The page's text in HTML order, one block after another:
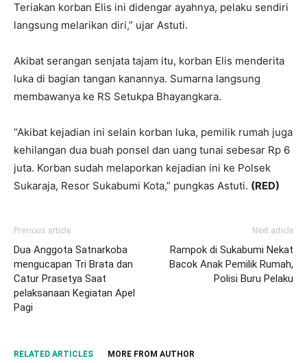
Teriakan korban Elis ini didengar ayahnya, pelaku sendiri
langsung melarikan diri,” ujar Astuti.
Akibat serangan senjata tajam itu, korban Elis menderita
luka di bagian tangan kanannya. Sumarna langsung
membawanya ke RS Setukpa Bhayangkara.
“Akibat kejadian ini selain korban luka, pemilik rumah juga
kehilangan dua buah ponsel dan uang tunai sebesar Rp 6
juta. Korban sudah melaporkan kejadian ini ke Polsek
Sukaraja, Resor Sukabumi Kota,” pungkas Astuti. (RED)
Previous article
Dua Anggota Satnarkoba
mengucapan Tri Brata dan
Catur Prasetya Saat
pelaksanaan Kegiatan Apel
Pagi
Next article
Rampok di Sukabumi Nekat
Bacok Anak Pemilik Rumah,
Polisi Buru Pelaku
RELATED ARTICLES MORE FROM AUTHOR